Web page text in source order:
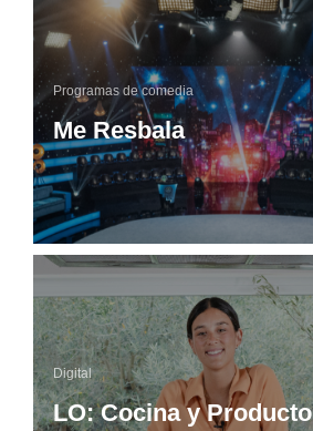
Me Resbala
Programas de comedia
LO: Cocina y Producto
Digital